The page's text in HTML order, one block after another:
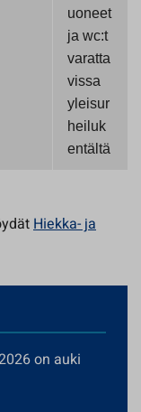
uoneet
ja wc:t
varatta
vissa
yleisur
heiluk
entältä
Hiekka- ja
on auki